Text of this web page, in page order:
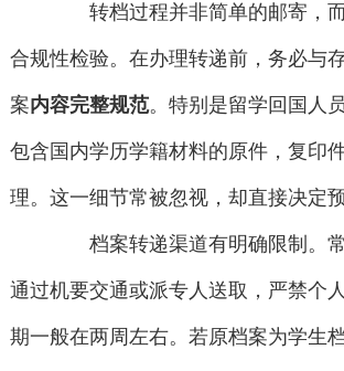
转档过程并非简单的邮寄，
合规性检验。在办理转递前，务必与
案内容完整规范。特别是留学回国人
包含国内学历学籍材料的原件，复印
理。这一细节常被忽视，却直接决定
档案转递渠道有明确限制。
通过机要交通或派专人送取，严禁个
期一般在两周左右。若原档案为学生